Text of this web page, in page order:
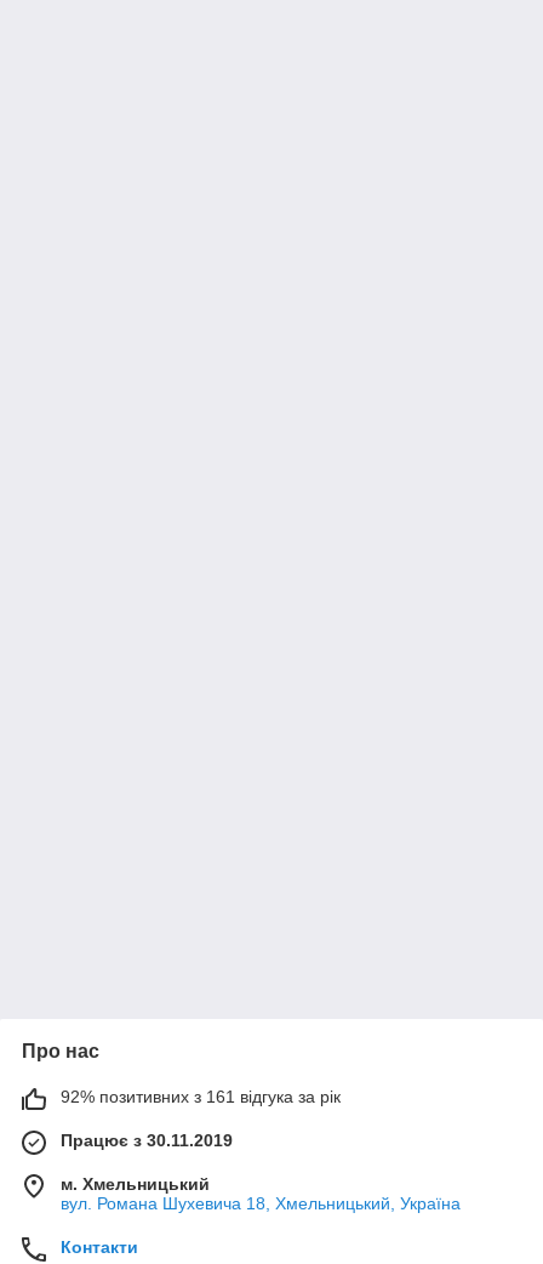
Про нас
92% позитивних з 161 відгука за рік
Працює з 30.11.2019
м. Хмельницький
вул. Романа Шухевича 18, Хмельницький, Україна
Контакти